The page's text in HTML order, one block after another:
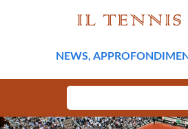
NEWS,
per: